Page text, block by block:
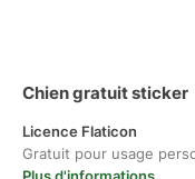
Chien gratuit sticker
Licence Flaticon
Gratuit pour usage